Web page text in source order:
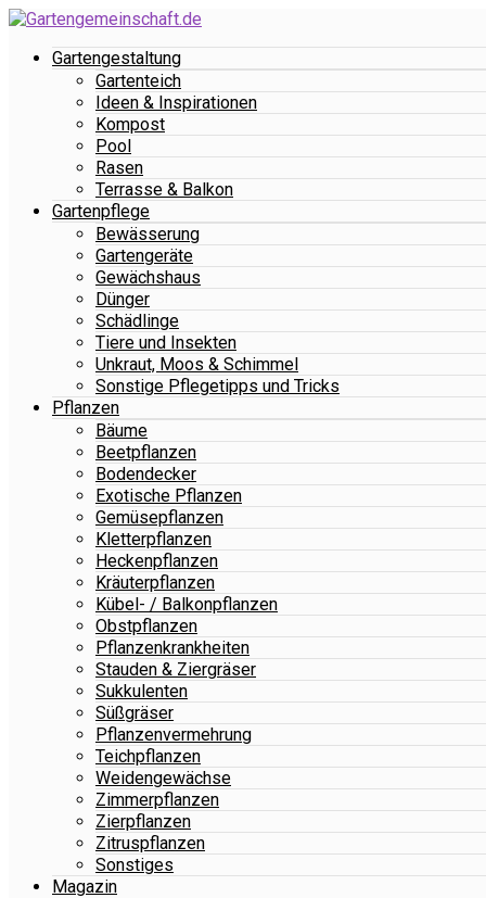
Gartengestaltung
Gartenteich
Ideen & Inspirationen
Kompost
Pool
Rasen
Terrasse & Balkon
Gartenpflege
Bewässerung
Gartengeräte
Gewächshaus
Dünger
Schädlinge
Tiere und Insekten
Unkraut, Moos & Schimmel
Sonstige Pflegetipps und Tricks
Pflanzen
Bäume
Beetpflanzen
Bodendecker
Exotische Pflanzen
Gemüsepflanzen
Kletterpflanzen
Heckenpflanzen
Kräuterpflanzen
Kübel- / Balkonpflanzen
Obstpflanzen
Pflanzenkrankheiten
Stauden & Ziergräser
Sukkulenten
Süßgräser
Pflanzenvermehrung
Teichpflanzen
Weidengewächse
Zimmerpflanzen
Zierpflanzen
Zitruspflanzen
Sonstiges
Magazin